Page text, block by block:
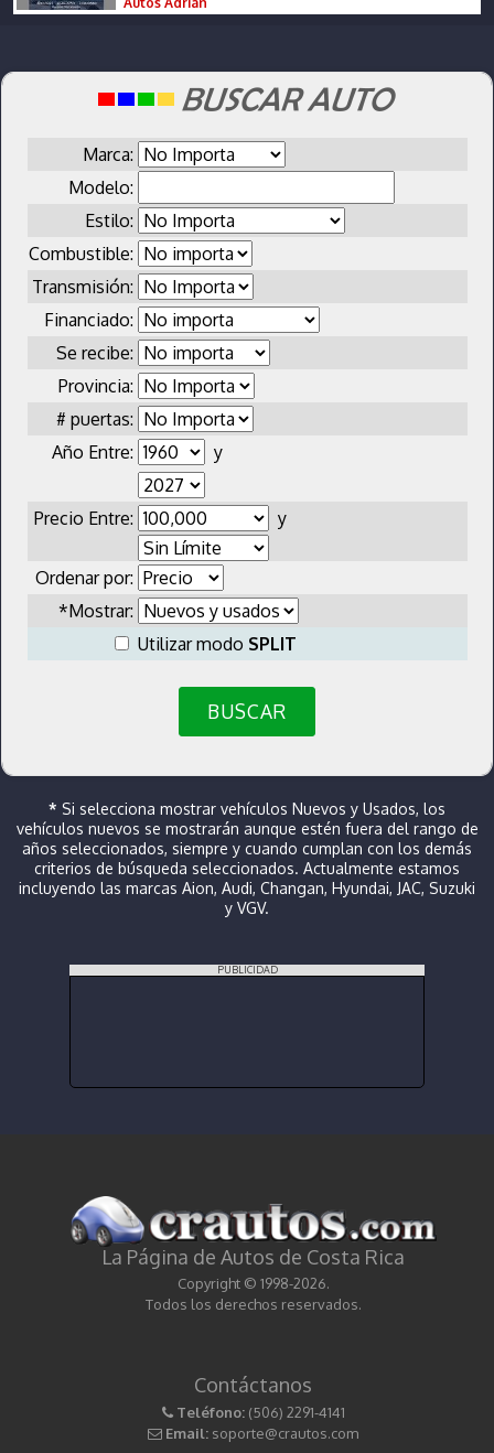
Marca:
Modelo:
Estilo:
Combustible:
Transmisión:
Financiado:
Se recibe:
Provincia:
# puertas:
Año Entre:
y
Precio Entre: y
Ordenar por:
*Mostrar:
Utilizar modo SPLIT
BUSCAR
* Si selecciona mostrar vehículos Nuevos y Usados, los
vehículos nuevos se mostrarán aunque estén fuera del rango de
años seleccionados, siempre y cuando cumplan con los demás
criterios de búsqueda seleccionados. Actualmente estamos
incluyendo las marcas Aion, Audi, Changan, Hyundai, JAC, Suzuki
y VGV.
PUBLICIDAD
La Página de Autos de Costa Rica
Copyright © 1998-2026.
Todos los derechos reservados.
Contáctanos
Teléfono: (506) 2291-4141
Email: soporte@crautos.com